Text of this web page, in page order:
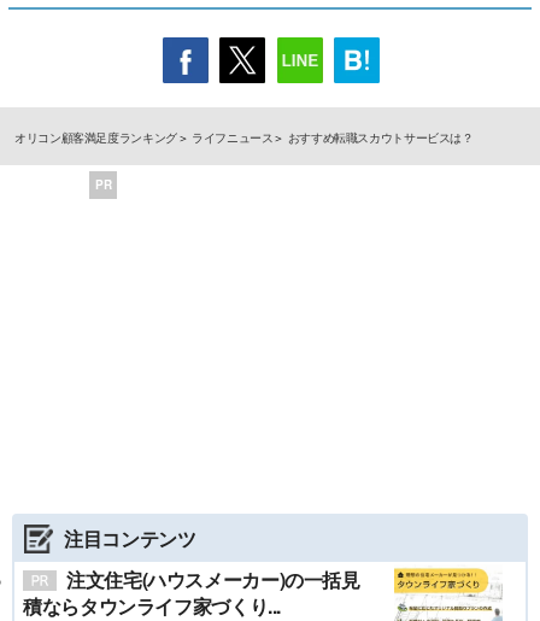
オリコン顧客満足度ランキング ライフニュース おすすめ転職スカウトサービスは？
PR
注目コンテンツ
注文住宅(ハウスメーカー)の一括見
積ならタウンライフ家づくり...